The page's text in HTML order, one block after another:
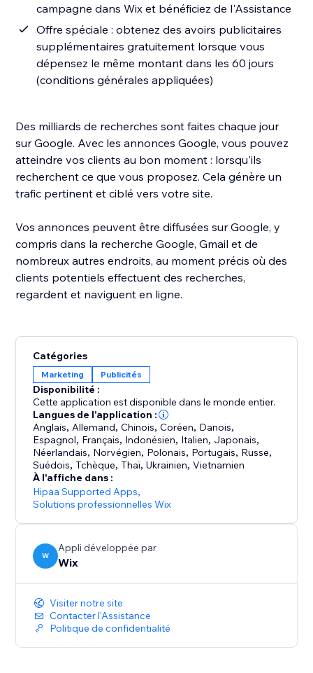
campagne dans Wix et bénéficiez de l'Assistance
Offre spéciale : obtenez des avoirs publicitaires
supplémentaires gratuitement lorsque vous
dépensez le même montant dans les 60 jours
(conditions générales appliquées)
Des milliards de recherches sont faites chaque jour
sur Google. Avec les annonces Google, vous pouvez
atteindre vos clients au bon moment : lorsqu'ils
recherchent ce que vous proposez. Cela génère un
trafic pertinent et ciblé vers votre site.
Vos annonces peuvent être diffusées sur Google, y
compris dans la recherche Google, Gmail et de
nombreux autres endroits, au moment précis où des
clients potentiels effectuent des recherches,
regardent et naviguent en ligne.
Catégories
Marketing Publicités
Disponibilité :
Cette application est disponible dans le monde entier.
Langues de l'application :
Anglais, Allemand,Chinois,Coréen, Danois,
Espagnol, Français, Indonésien, Italien, Japonais,
Néerlandais, Norvégien, Polonais, Portugais, Russe,
Suédois,Tchèque,Thaï,Ukrainien,Vietnamien
À l'affiche dans :
Hipaa Supported Apps,
Solutions professionnelles Wix
W
Appli développée par
Wix
Visiter notre site
Contacter l'Assistance
Politique de confidentialité